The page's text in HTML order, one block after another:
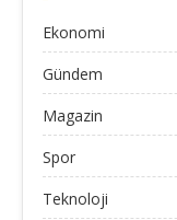
Ekonomi
Gündem
Magazin
Spor
Teknoloji